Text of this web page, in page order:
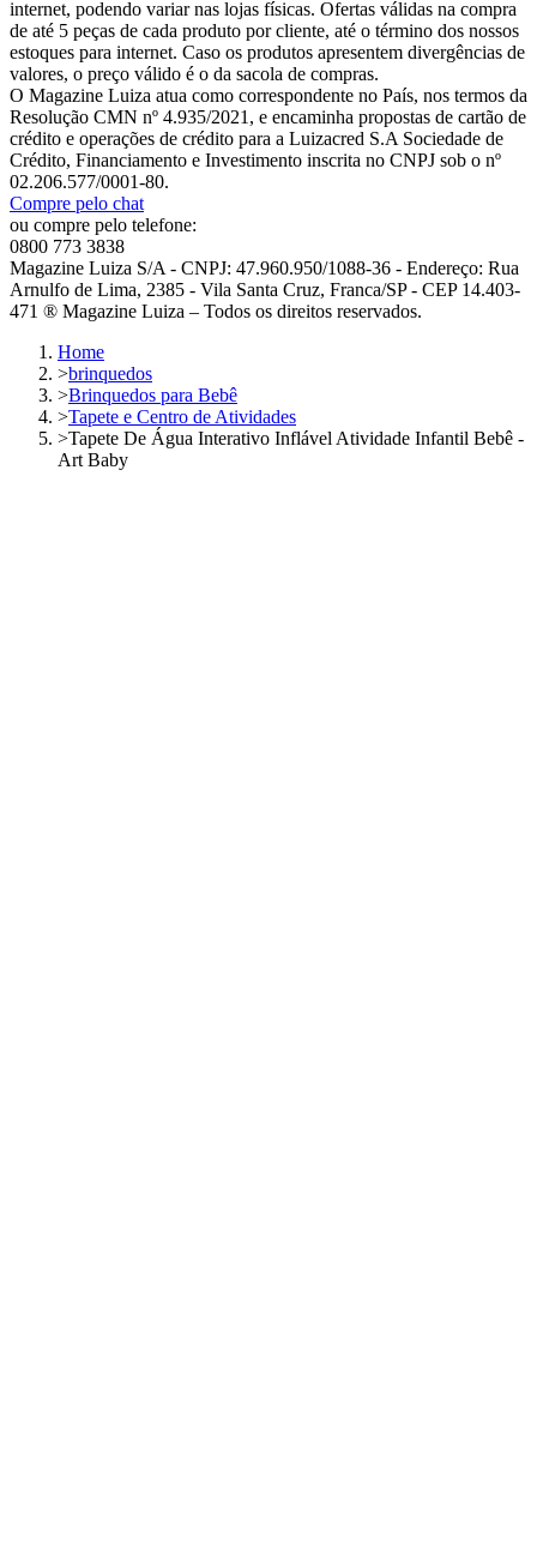
internet, podendo variar nas lojas físicas. Ofertas válidas na compra
de até 5 peças de cada produto por cliente, até o término dos nossos
estoques para internet. Caso os produtos apresentem divergências de
valores, o preço válido é o da sacola de compras.
O Magazine Luiza atua como correspondente no País, nos termos da
Resolução CMN nº 4.935/2021, e encaminha propostas de cartão de
crédito e operações de crédito para a Luizacred S.A Sociedade de
Crédito, Financiamento e Investimento inscrita no CNPJ sob o nº
02.206.577/0001-80.
Compre pelo chat
ou compre pelo telefone:
0800 773 3838
Magazine Luiza S/A - CNPJ: 47.960.950/1088-36 - Endereço: Rua
Arnulfo de Lima, 2385 - Vila Santa Cruz, Franca/SP - CEP 14.403-
471 ® Magazine Luiza – Todos os direitos reservados.
Home
>brinquedos
>Brinquedos para Bebê
>Tapete e Centro de Atividades
>Tapete De Água Interativo Inflável Atividade Infantil Bebê -
Art Baby